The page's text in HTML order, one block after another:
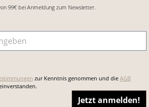
99€ bei Anmeldung zum Newsletter.
zur Kenntnis genommen und die AGB
Jetzt anmelden!